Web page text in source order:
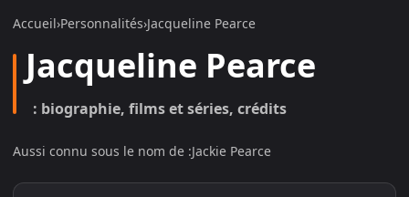
Accueil›Personnalités›Jacqueline Pearce
Jacqueline Pearce
: biographie, films et séries, crédits
Aussi connu sous le nom de :Jackie Pearce